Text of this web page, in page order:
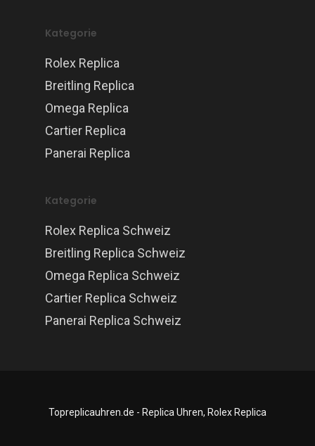
Kategorie
Rolex Replica
Breitling Replica
Omega Replica
Cartier Replica
Panerai Replica
Kategorie
Rolex Replica Schweiz
Breitling Replica Schweiz
Omega Replica Schweiz
Cartier Replica Schweiz
Panerai Replica Schweiz
Topreplicauhren.de - Replica Uhren, Rolex Replica